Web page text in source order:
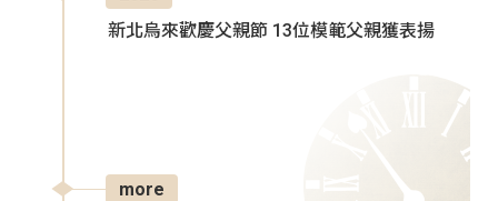
新北烏來歡慶父親節 13位模範父親獲表揚
more